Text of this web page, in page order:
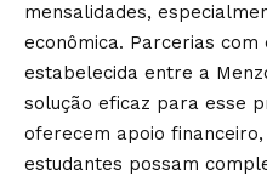
mensalidades,
econômica. Parcerias
estabelecida entre a
solução eficaz para esse
oferecem apoio
estudantes possam